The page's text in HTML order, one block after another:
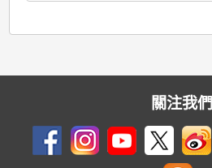
關注我們